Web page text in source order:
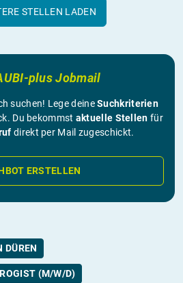
STELLEN LADEN
plus Jobmail
suchen! Lege deineSuchkriterien
Du bekommst aktuelle Stellen für
direkt per Mail zugeschickt.
ERSTELLEN
DÜREN
(M/W/D)